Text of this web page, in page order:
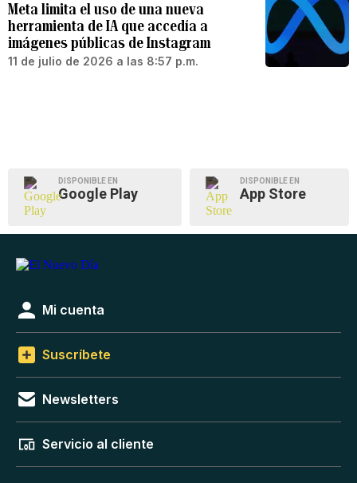
Meta limita el uso de una nueva
herramienta de IA que accedía a
imágenes públicas de Instagram
11 de julio de 2026 a las 8:57 p.m.
DISPONIBLE EN
Google Play
DISPONIBLE EN
App Store
Mi cuenta
Suscríbete
Newsletters
Servicio al cliente